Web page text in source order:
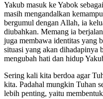
Yakub masuk ke Yabok
masih mengandalkan
bergumul dengan Allah, ia
diubahkan. Memang ia
juga membawa identitas yang
situasi yang akan dihadapinya
mengubah hati dan hidup
Sering kali kita berdoa agar
kita. Padahal mungkin Tuhan
lebih penting, yaitu